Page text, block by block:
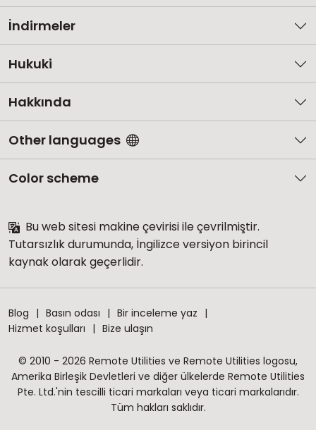
İndirmeler
Hukuki
Hakkında
Other languages
Color scheme
Bu web sitesi makine çevirisi ile çevrilmiştir.
Tutarsızlık durumunda, İngilizce versiyon birincil
kaynak olarak geçerlidir.
Blog Basın odası
Bir inceleme yaz
Hizmet koşulları
Bize ulaşın
© 2010 - 2026 Remote Utilities ve Remote Utilities logosu,
Amerika Birleşik Devletleri ve diğer ülkelerde Remote Utilities
Pte. Ltd.'nin tescilli ticari markaları veya ticari markalarıdır.
Tüm hakları saklıdır.